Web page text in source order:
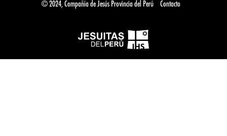
© 2024, Compañía de Jesús Provincia del Perú Contacto